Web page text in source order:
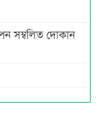
সম্বলিত দোকান